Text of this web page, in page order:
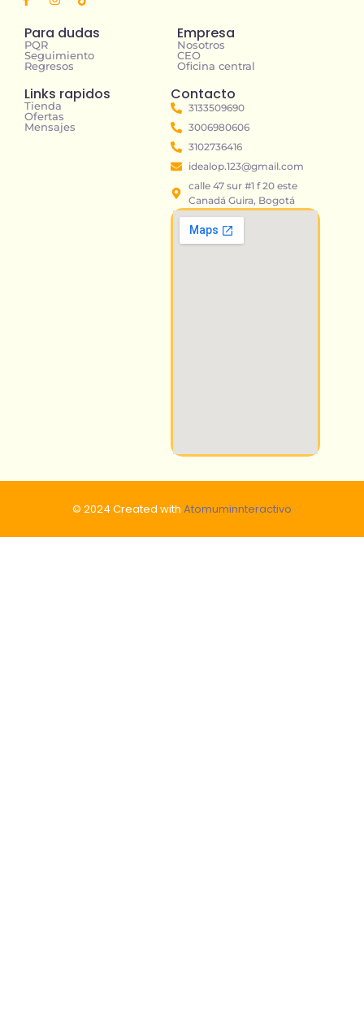
Para dudas
PQR
Seguimiento
Regresos
Empresa
Nosotros
CEO
Oficina central
Links rapidos
Tienda
Ofertas
Mensajes
Contacto
3133509690
3006980606
3102736416
idealop.123@gmail.com
calle 47 sur #1 f 20 este
Canadá Guira, Bogotá
© 2024 Created with Atomuminnteractivo